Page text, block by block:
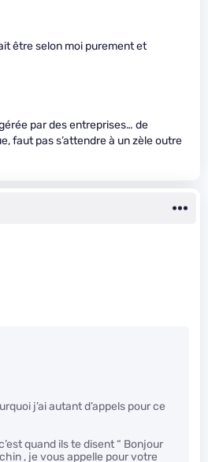
être selon moi purement et
par des entreprises… de
faut pas s’attendre à un zèle outre
j’ai autant d’appels pour ce
quand ils te disent “ Bonjour
, je vous appelle pour votre